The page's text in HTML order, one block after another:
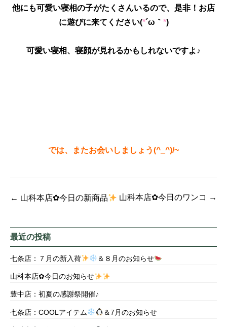
他にも可愛い寝相の子がたくさんいるので、是非！お店
に遊びに来てください(*´ω｀ *)
可愛い寝相、寝顔が見れるかもしれないですよ♪
では、またお会いしましょう(^_^)/~
← 山科本店✿今日の新商品 山科本店✿今日のワンコ →
最近の投稿
七条店：７月の新入荷 ＆８月のお知らせ
山科本店✿今日のお知らせ
豊中店：初夏の感謝祭開催♪
七条店：COOLアイテム ＆7月のお知らせ